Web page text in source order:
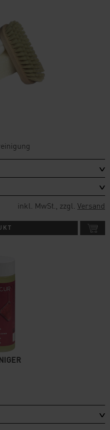
inkl. MwSt., zzgl. Versand